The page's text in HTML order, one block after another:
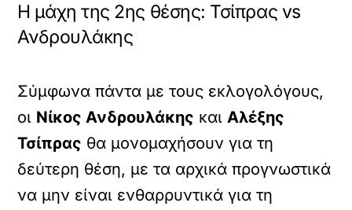
Η μάχη της 2ης θέσης: Τσίπρας vs
Ανδρουλάκης
Σύμφωνα πάντα με τους εκλογολόγους,
οι Νίκος Ανδρουλάκης και Αλέξης
Τσίπρας θα μονομαχήσουν για τη
δεύτερη θέση, με τα αρχικά προγνωστικά
να μην είναι ενθαρρυντικά για τη